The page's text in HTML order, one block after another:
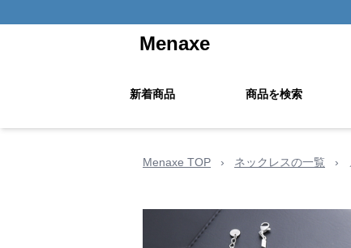
Menaxe
新着商品 商品を検索
Menaxe TOP › ネックレスの一覧 ›